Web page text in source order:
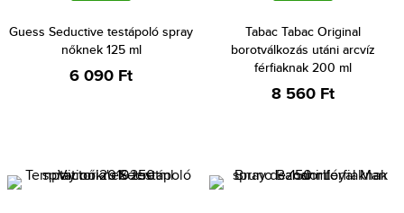
Guess Seductive testápoló spray
nőknek 125 ml
6 090 Ft
Tabac Tabac Original
borotválkozás utáni arcvíz
férfiaknak 200 ml
8 560 Ft